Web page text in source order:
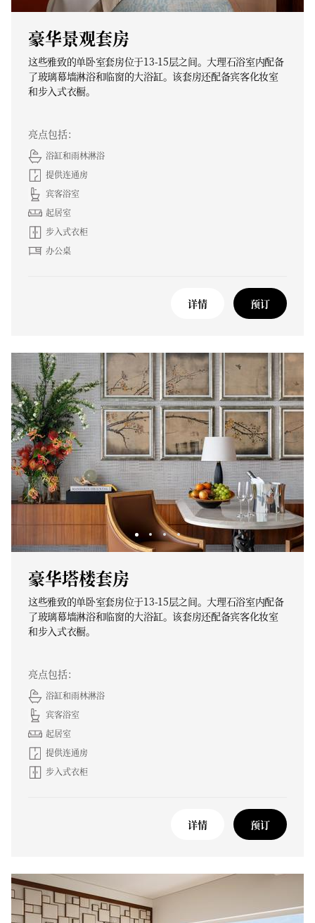
豪华景观套房
这些雅致的单卧室套房位于13-15层之间。大理石浴室内配备
了玻璃幕墙淋浴和临窗的大浴缸。该套房还配备宾客化妆室
和步入式衣橱。
亮点包括：
浴缸和雨林淋浴
提供连通房
宾客浴室
起居室
步入式衣柜
办公桌
详情 预订
豪华塔楼套房
这些雅致的单卧室套房位于13-15层之间。大理石浴室内配备
了玻璃幕墙淋浴和临窗的大浴缸。该套房还配备宾客化妆室
和步入式衣橱。
亮点包括：
浴缸和雨林淋浴
宾客浴室
起居室
提供连通房
步入式衣柜
详情 预订